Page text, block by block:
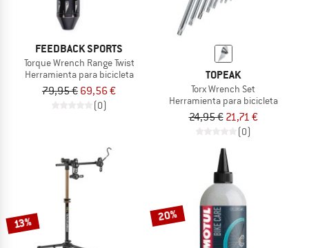
FEEDBACK SPORTS
Torque Wrench Range Twist
Herramienta para bicicleta
79,95 € 69,56 €
(0)
TOPEAK
Torx Wrench Set
Herramienta para bicicleta
24,95 € 21,71 €
(0)
13% 20%